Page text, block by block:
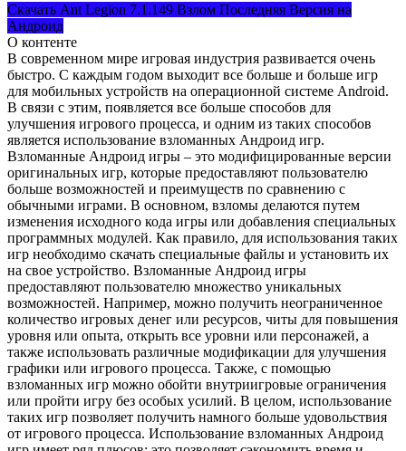
Скачать Ant Legion 7.1.149 Взлом Последняя Версия на
Андроид
О контенте
В современном мире игровая индустрия развивается очень
быстро. С каждым годом выходит все больше и больше игр
для мобильных устройств на операционной системе Android.
В связи с этим, появляется все больше способов для
улучшения игрового процесса, и одним из таких способов
является использование взломанных Андроид игр.
Взломанные Андроид игры – это модифицированные версии
оригинальных игр, которые предоставляют пользователю
больше возможностей и преимуществ по сравнению с
обычными играми. В основном, взломы делаются путем
изменения исходного кода игры или добавления специальных
программных модулей. Как правило, для использования таких
игр необходимо скачать специальные файлы и установить их
на свое устройство. Взломанные Андроид игры
предоставляют пользователю множество уникальных
возможностей. Например, можно получить неограниченное
количество игровых денег или ресурсов, читы для повышения
уровня или опыта, открыть все уровни или персонажей, а
также использовать различные модификации для улучшения
графики или игрового процесса. Также, с помощью
взломанных игр можно обойти внутриигровые ограничения
или пройти игру без особых усилий. В целом, использование
таких игр позволяет получить намного больше удовольствия
от игрового процесса. Использование взломанных Андроид